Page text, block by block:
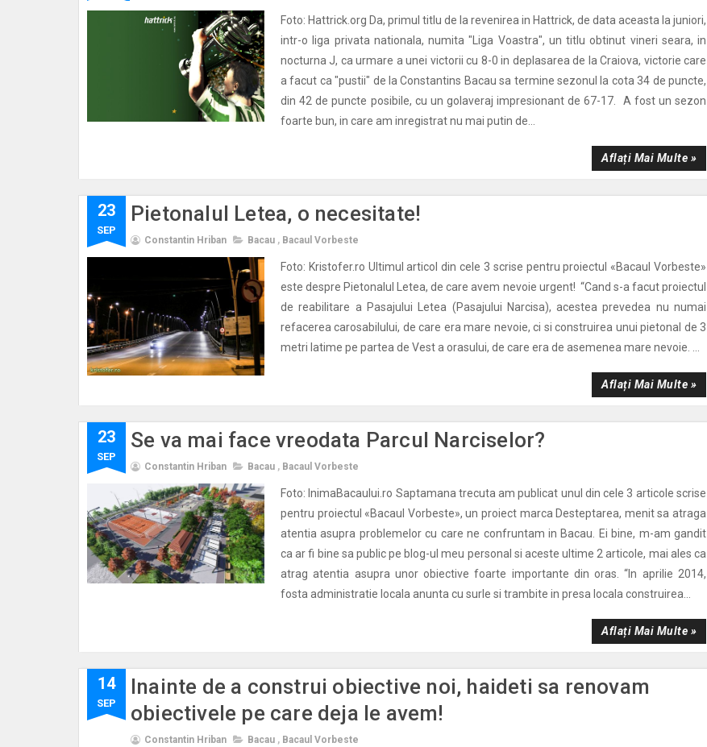
Foto: Hattrick.org Da, primul titlu de la revenirea in Hattrick, de data aceasta la juniori,
intr-o liga privata nationala, numita "Liga Voastra", un titlu obtinut vineri seara, in
nocturna J, ca urmare a unei victorii cu 8-0 in deplasarea de la Craiova, victorie care
a facut ca "pustii" de la Constantins Bacau sa termine sezonul la cota 34 de puncte,
din 42 de puncte posibile, cu un golaveraj impresionant de 67-17. A fost un sezon
foarte bun, in care am inregistrat nu mai putin de...
Aflați Mai Multe »
23
SEP
Pietonalul Letea, o necesitate!
Constantin Hriban Bacau , Bacaul Vorbeste
Foto: Kristofer.ro Ultimul articol din cele 3 scrise pentru proiectul «Bacaul Vorbeste»
este despre Pietonalul Letea, de care avem nevoie urgent! “Cand s-a facut proiectul
de reabilitare a Pasajului Letea (Pasajului Narcisa), acestea prevedea nu numai
refacerea carosabilului, de care era mare nevoie, ci si construirea unui pietonal de 3
metri latime pe partea de Vest a orasului, de care era de asemenea mare nevoie. ...
Aflați Mai Multe »
23
SEP
Se va mai face vreodata Parcul Narciselor?
Constantin Hriban Bacau , Bacaul Vorbeste
Foto: InimaBacaului.ro Saptamana trecuta am publicat unul din cele 3 articole scrise
pentru proiectul «Bacaul Vorbeste», un proiect marca Desteptarea, menit sa atraga
atentia asupra problemelor cu care ne confruntam in Bacau. Ei bine, m-am gandit
ca ar fi bine sa public pe blog-ul meu personal si aceste ultime 2 articole, mai ales ca
atrag atentia asupra unor obiective foarte importante din oras. “In aprilie 2014,
fosta administratie locala anunta cu surle si trambite in presa locala construirea...
Aflați Mai Multe »
14
SEP
Inainte de a construi obiective noi, haideti sa renovam
obiectivele pe care deja le avem!
Constantin Hriban Bacau , Bacaul Vorbeste